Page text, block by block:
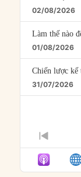
02/08/2026
Làm thế nào
01/08/2026
Chiến lược
31/07/2026